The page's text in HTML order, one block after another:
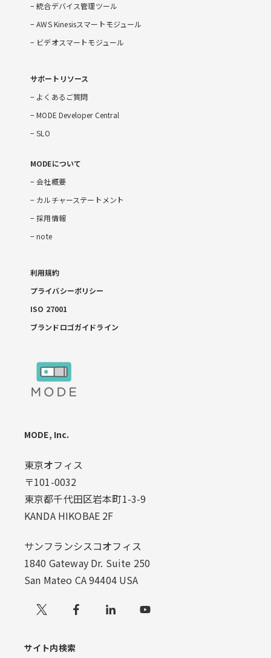
統合デバイス管理ツール
AWS Kinesisスマートモジュール
ビデオスマートモジュール
サポートリソース
よくあるご質問
MODE Developer Central
SLO
MODEについて
会社概要
カルチャーステートメント
採用情報
note
利用規約
プライバシーポリシー
ISO 27001
ブランドロゴガイドライン
MODE, Inc.
東京オフィス
〒101-0032
東京都千代田区岩本町1-3-9
KANDA HIKOBAE 2F
サンフランシスコオフィス
1840 Gateway Dr. Suite 250
San Mateo CA 94404 USA
Xでフォローする
サイト内検索